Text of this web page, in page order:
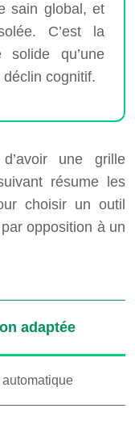
sain global, et
C’est la
solide qu’une
cognitif.
une grille
résume les
choisir un outil
opposition à un
adaptée